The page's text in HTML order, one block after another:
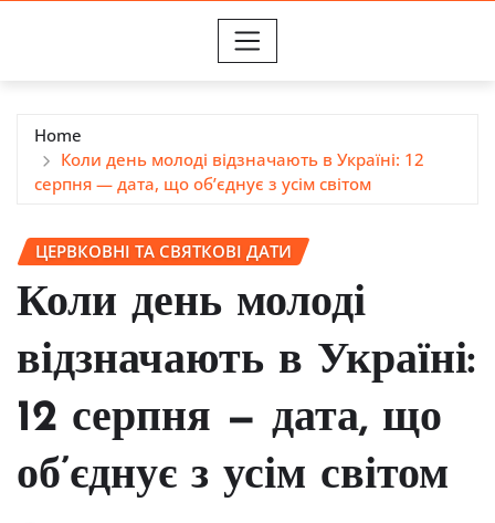
Home
Коли день молоді відзначають в Україні: 12
серпня — дата, що об’єднує з усім світом
ЦЕРВКОВНІ ТА СВЯТКОВІ ДАТИ
Коли день молоді
відзначають в Україні:
12 серпня — дата, що
об’єднує з усім світом